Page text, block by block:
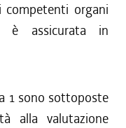
competenti organi
è assicurata in
1 sono sottoposte
alla valutazione